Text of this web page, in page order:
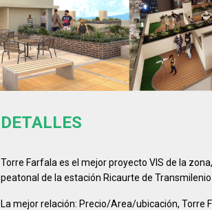
DETALLES
Torre Farfala es el mejor proyecto VIS de la
peatonal de la estación Ricaurte de Transmilenio
La mejor relación: Precio/Area/ubicación, Torre